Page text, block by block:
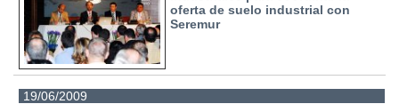
oferta de suelo industrial con
Seremur
19/06/2009